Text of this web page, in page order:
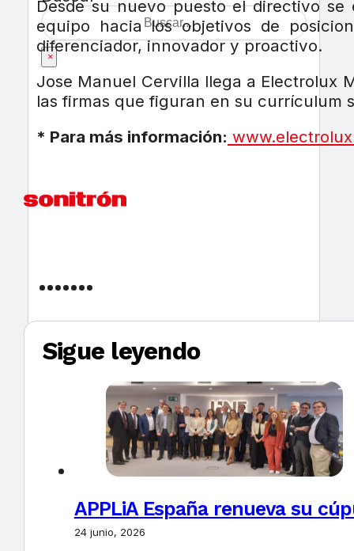
×
Desde su nuevo puesto el directivo
equipo hacia los objetivos de
diferenciador, innovador y proactivo.
Jose Manuel Cervilla llega a Electrolux
las firmas que figuran en su currículum
* Para más información:
Sigue leyendo
APPLiA España renueva su
24 junio, 2026